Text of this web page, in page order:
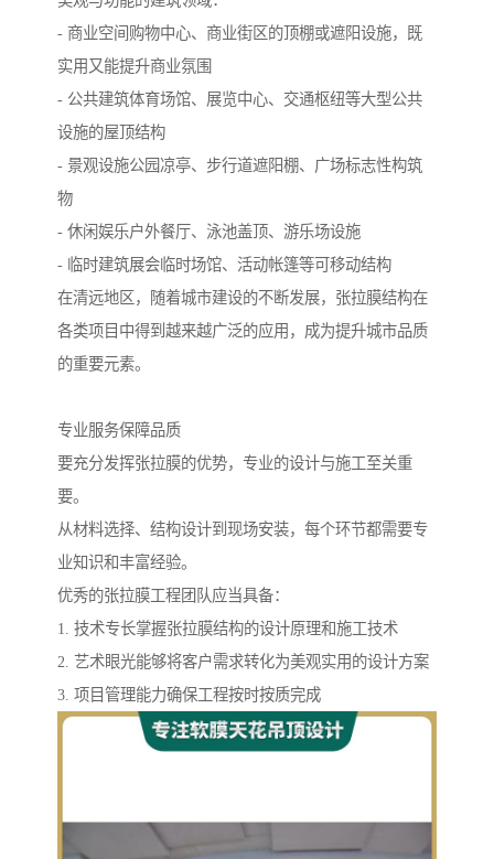
- 商业空间购物中心、商业街区的顶棚或遮阳设施，既
实用又能提升商业氛围
- 公共建筑体育场馆、展览中心、交通枢纽等大型公共
设施的屋顶结构
- 景观设施公园凉亭、步行道遮阳棚、广场标志性构筑
物
- 休闲娱乐户外餐厅、泳池盖顶、游乐场设施
- 临时建筑展会临时场馆、活动帐篷等可移动结构
在清远地区，随着城市建设的不断发展，张拉膜结构在
各类项目中得到越来越广泛的应用，成为提升城市品质
的重要元素。
专业服务保障品质
要充分发挥张拉膜的优势，专业的设计与施工至关重
要。
从材料选择、结构设计到现场安装，每个环节都需要专
业知识和丰富经验。
优秀的张拉膜工程团队应当具备：
1. 技术专长掌握张拉膜结构的设计原理和施工技术
2. 艺术眼光能够将客户需求转化为美观实用的设计方案
3. 项目管理能力确保工程按时按质完成